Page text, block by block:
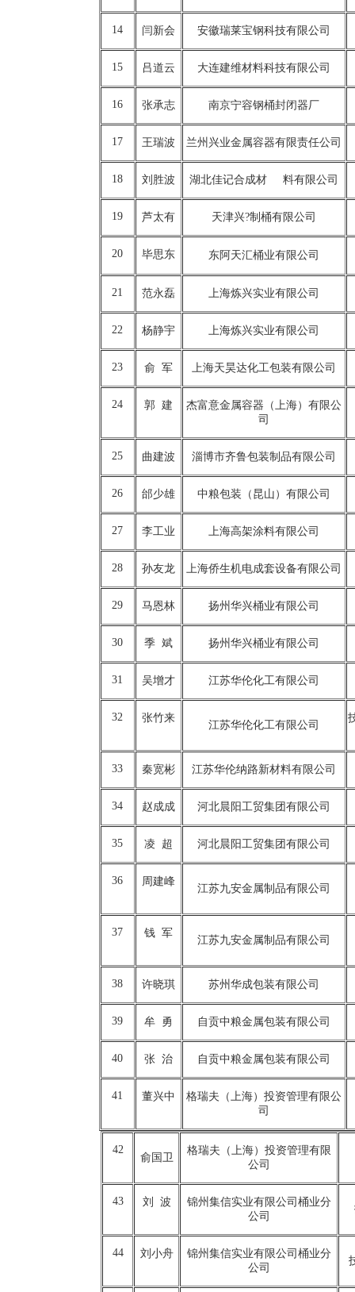
14 闫新会 安徽瑞莱宝钢科技有限公司
15 吕道云 大连建维材料科技有限公司
16 张承志 南京宁容钢桶封闭器厂
17 王瑞波 兰州兴业金属容器有限责任公司
18 刘胜波 湖北佳记合成材 料有限公司
19 芦太有 天津兴?制桶有限公司
20 毕思东 东阿天汇桶业有限公司
21 范永磊 上海炼兴实业有限公司
22 杨静宇 上海炼兴实业有限公司
23 俞 军 上海天昊达化工包装有限公司
24 郭 建
杰富意金属容器（上海）有限公
司
25 曲建波 淄博市齐鲁包装制品有限公司
26 邰少雄 中粮包装（昆山）有限公司
27 李工业 上海高架涂料有限公司
28 孙友龙 上海侨生机电成套设备有限公司
29 马恩林 扬州华兴桶业有限公司
30 季 斌 扬州华兴桶业有限公司
31 吴增才 江苏华伦化工有限公司
32 张竹来
江苏华伦化工有限公司
33 秦宽彬 江苏华伦纳路新材料有限公司
34 赵成成 河北晨阳工贸集团有限公司
35 凌 超 河北晨阳工贸集团有限公司
36 周建峰
江苏九安金属制品有限公司
37 钱 军
江苏九安金属制品有限公司
38 许晓琪 苏州华成包装有限公司
39 牟 勇 自贡中粮金属包装有限公司
40 张 治 自贡中粮金属包装有限公司
41 董兴中
格瑞夫（上海）投资管理有限公
司
42
俞国卫
格瑞夫（上海）投资管理有限
公司
43 刘 波
锦州集信实业有限公司桶业分
公司
44 刘小舟
锦州集信实业有限公司桶业分
公司